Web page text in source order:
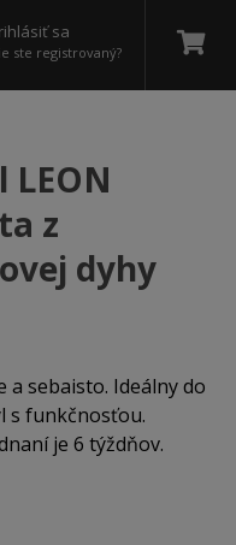
sa
ste registrovaný?
LEON
z
dyhy
sebaisto. Ideálny do
s funkčnosťou.
je 6 týždňov.